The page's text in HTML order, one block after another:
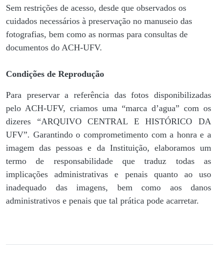
Sem restrições de acesso, desde que observados os
cuidados necessários à preservação no manuseio das
fotografias, bem como as normas para consultas de
documentos do ACH-UFV.
Condições de Reprodução
Para preservar a referência das fotos disponibilizadas
pelo ACH-UFV, criamos uma “marca d’agua” com os
dizeres “ARQUIVO CENTRAL E HISTÓRICO DA
UFV”. Garantindo o comprometimento com a honra e a
imagem das pessoas e da Instituição, elaboramos um
termo de responsabilidade que traduz todas as
implicações administrativas e penais quanto ao uso
inadequado das imagens, bem como aos danos
administrativos e penais que tal prática pode acarretar.